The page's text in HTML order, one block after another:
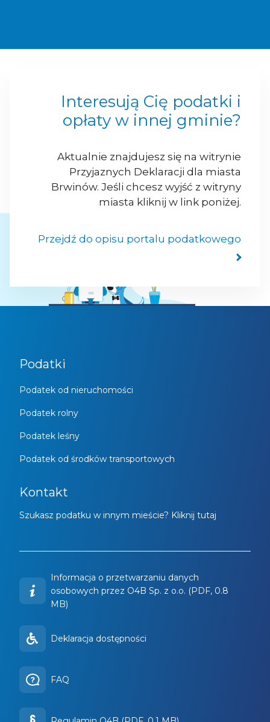
Interesują Cię podatki i
opłaty w innej gminie?
Aktualnie znajdujesz się na witrynie
Przyjaznych Deklaracji dla miasta
Brwinów. Jeśli chcesz wyjść z witryny
miasta kliknij w link poniżej.
Przejdź do opisu portalu podatkowego
Podatki
Podatek od nieruchomości
Podatek rolny
Podatek leśny
Podatek od środków transportowych
Kontakt
Szukasz podatku w innym mieście? Kliknij tutaj
Informacja o przetwarzaniu danych
osobowych przez O4B Sp. z o.o. (PDF, 0.8
MB)
Deklaracja dostępności
FAQ